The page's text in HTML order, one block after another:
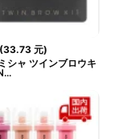
(33.73 元)
シャ ツインブロウキ